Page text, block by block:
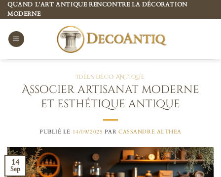
Passer
au
contenu
QUAND L’ART ANTIQUE RENCONTRE LA DÉCORATION
MODERNE
IDÉES DÉCO ANTIQUE
Associer artisanat moderne
et esthétique antique
PUBLIÉ LE 14/09/2025 PARCASSANDRE ALTHEA
14
Sep